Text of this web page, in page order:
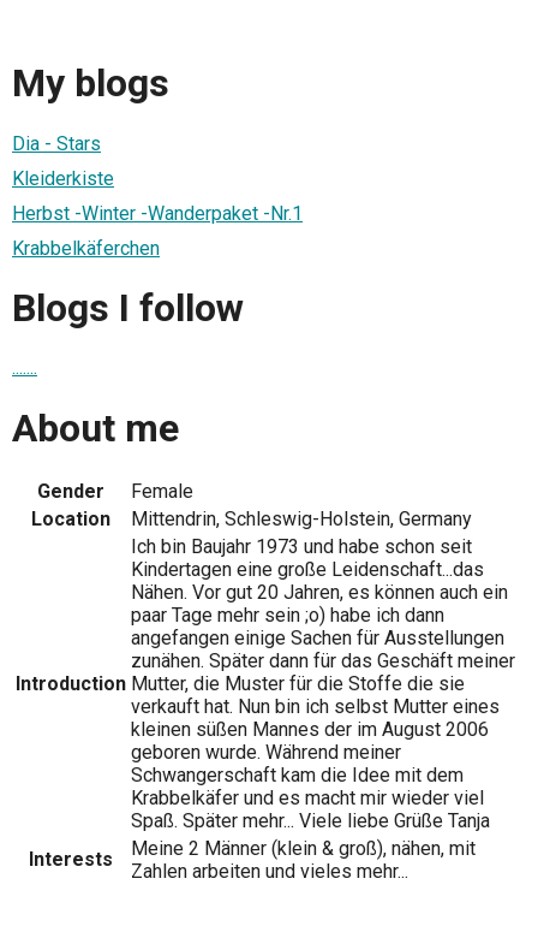
My blogs
Dia - Stars
Kleiderkiste
Herbst -Winter -Wanderpaket -Nr.1
Krabbelkäferchen
Blogs I follow
.......
About me
Gender
Female
Location
Mittendrin, Schleswig-Holstein, Germany
Introduction
Ich bin Baujahr 1973 und habe schon seit
Kindertagen eine große Leidenschaft...das
Nähen. Vor gut 20 Jahren, es können auch ein
paar Tage mehr sein ;o) habe ich dann
angefangen einige Sachen für Ausstellungen
zunähen. Später dann für das Geschäft meiner
Mutter, die Muster für die Stoffe die sie
verkauft hat. Nun bin ich selbst Mutter eines
kleinen süßen Mannes der im August 2006
geboren wurde. Während meiner
Schwangerschaft kam die Idee mit dem
Krabbelkäfer und es macht mir wieder viel
Spaß. Später mehr... Viele liebe Grüße Tanja
Interests
Meine 2 Männer (klein & groß), nähen, mit
Zahlen arbeiten und vieles mehr...